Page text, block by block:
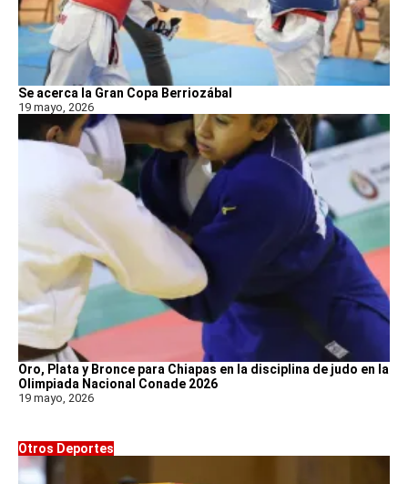
Se acerca la Gran Copa Berriozábal
19 mayo, 2026
Oro, Plata y Bronce para Chiapas en la disciplina de judo en la
Olimpiada Nacional Conade 2026
19 mayo, 2026
Otros Deportes